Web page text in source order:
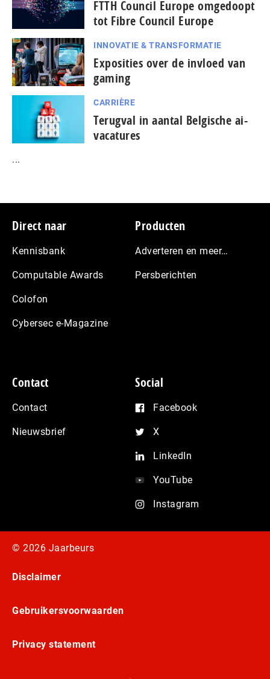
FTTH Council Europe omgedoopt
tot Fibre Council Europe
INNOVATIE & TRANSFORMATIE
Exposities over de invloed van
gaming
CARRIÈRE
Terugval in aantal Belgische ai-
vacatures
...
Footer
Direct naar
Kennisbank
Computable Awards
Colofon
Cybersec e-Magazine
Producten
Adverteren en meer…
Persberichten
Contact
Contact
Nieuwsbrief
Social
Facebook
X
LinkedIn
YouTube
Instagram
© 2026 Jaarbeurs
Disclaimer
Gebruikersvoorwaarden
Privacy statement